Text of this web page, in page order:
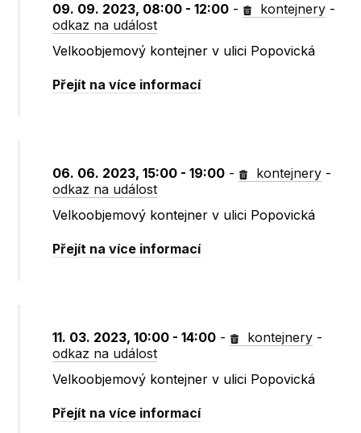
09. 09. 2023, 08:00 - 12:00 - kontejnery -
odkaz na událost
Velkoobjemový kontejner v ulici Popovická
Přejít na více informací
06. 06. 2023, 15:00 - 19:00 - kontejnery -
odkaz na událost
Velkoobjemový kontejner v ulici Popovická
Přejít na více informací
11. 03. 2023, 10:00 - 14:00 - kontejnery -
odkaz na událost
Velkoobjemový kontejner v ulici Popovická
Přejít na více informací